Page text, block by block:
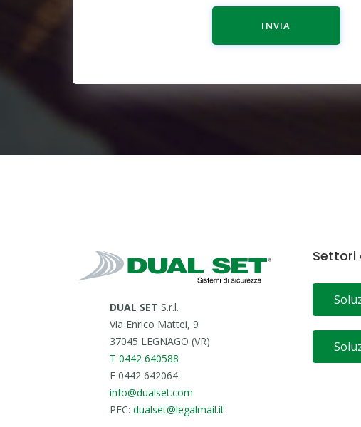
DUAL SET S.r.l.
Via Enrico Mattei, 9
37045 LEGNAGO (VR)
T 0442 640588
F 0442 642064
info@dualset.com
PEC: dualset@legalmail.it
Settori